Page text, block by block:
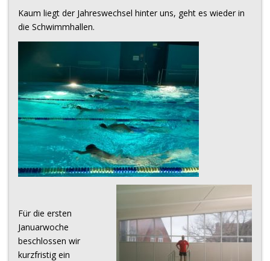
Kaum liegt der Jahreswechsel hinter uns, geht es wieder in
die Schwimmhallen.
Für die ersten
Januarwoche
beschlossen wir
kurzfristig ein